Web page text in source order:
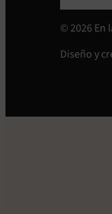
© 2026 En
Diseño y